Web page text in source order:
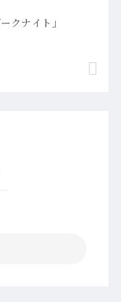
クナイト」